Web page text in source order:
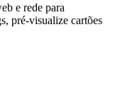
e rede para
pré-visualize cartões